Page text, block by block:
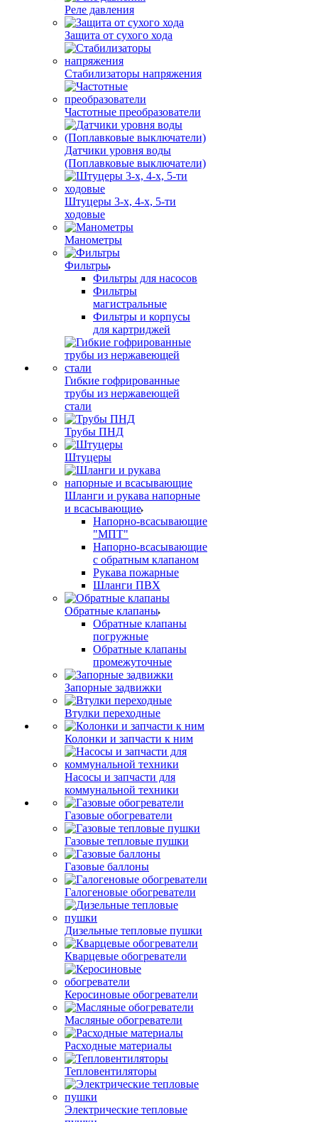
Реле давления
Защита от сухого хода
Стабилизаторы напряжения
Частотные преобразователи
Датчики уровня воды
(Поплавковые выключатели)
Штуцеры 3-х, 4-х, 5-ти
ходовые
Манометры
Фильтры
Фильтры для насосов
Фильтры
магистральные
Фильтры и корпусы
для картриджей
Гибкие гофрированные
трубы из нержавеющей
стали
Трубы ПНД
Штуцеры
Шланги и рукава напорные
и всасывающие
Напорно-всасывающие
"МПТ"
Напорно-всасывающие
с обратным клапаном
Рукава пожарные
Шланги ПВХ
Обратные клапаны
Обратные клапаны
погружные
Обратные клапаны
промежуточные
Запорные задвижки
Втулки переходные
Колонки и запчасти к ним
Насосы и запчасти для
коммунальной техники
Газовые обогреватели
Газовые тепловые пушки
Газовые баллоны
Галогеновые обогреватели
Дизельные тепловые пушки
Кварцевые обогреватели
Керосиновые обогреватели
Масляные обогреватели
Расходные материалы
Тепловентиляторы
Электрические тепловые